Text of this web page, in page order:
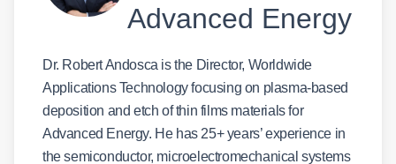
Advanced Energy
Dr. Robert Andosca is the Director, Worldwide
Applications Technology focusing on plasma-based
deposition and etch of thin films materials for
Advanced Energy. He has 25+ years’ experience in
the semiconductor, microelectromechanical systems